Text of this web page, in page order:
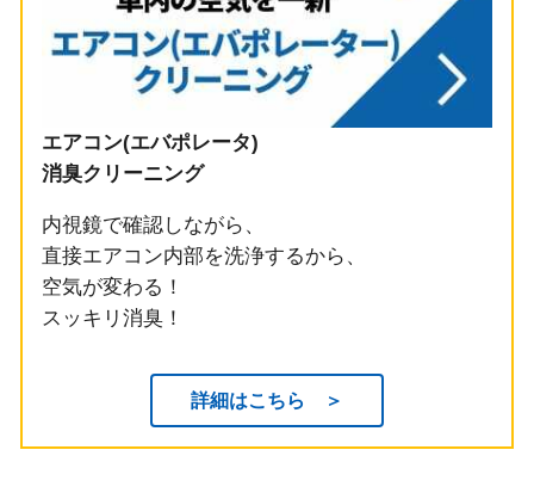
エアコン(エバポレータ)
消臭クリーニング
内視鏡で確認しながら、
直接エアコン内部を洗浄するから、
空気が変わる！
スッキリ消臭！
詳細はこちら ＞